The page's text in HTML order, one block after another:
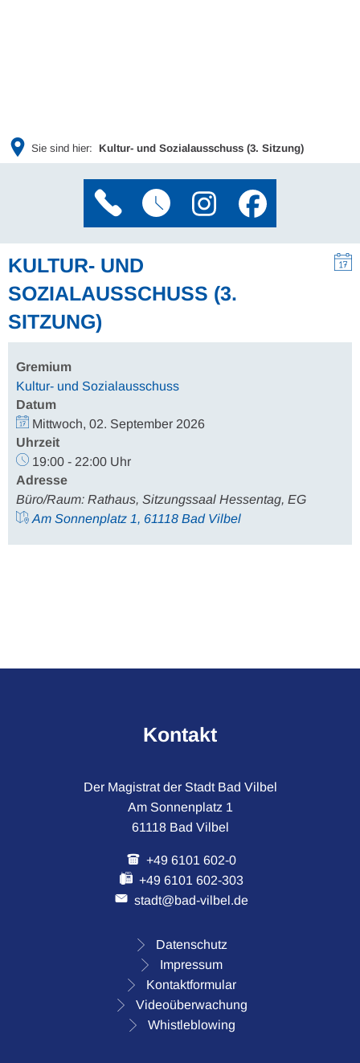
Sie sind hier: Kultur- und Sozialausschuss (3. Sitzung)
KULTUR- UND
SOZIALAUSSCHUSS (3.
SITZUNG)
Gremium
Kultur- und Sozialausschuss
Datum
Mittwoch, 02. September 2026
Uhrzeit
19:00 - 22:00 Uhr
Adresse
Büro/Raum: Rathaus, Sitzungssaal Hessentag, EG
Am Sonnenplatz 1, 61118 Bad Vilbel
Kontakt
Der Magistrat der Stadt Bad Vilbel
Am Sonnenplatz 1
61118 Bad Vilbel
+49 6101 602-0
+49 6101 602-303
stadt@bad-vilbel.de
Datenschutz
Impressum
Kontaktformular
Videoüberwachung
Whistleblowing